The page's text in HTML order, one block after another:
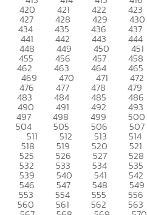
420 421 422 423
427 428 429 430
434 435 436 437
441 442 443 444
448 449 450 451
455 456 457 458
462 463 464 465
469 470 471 472
476 477 478 479
483 484 485 486
490 491 492 493
497 498 499 500
504 505 506 507
511 512 513 514
518 519 520 521
525 526 527 528
532 533 534 535
539 540 541 542
546 547 548 549
553 554 555 556
560 561 562 563